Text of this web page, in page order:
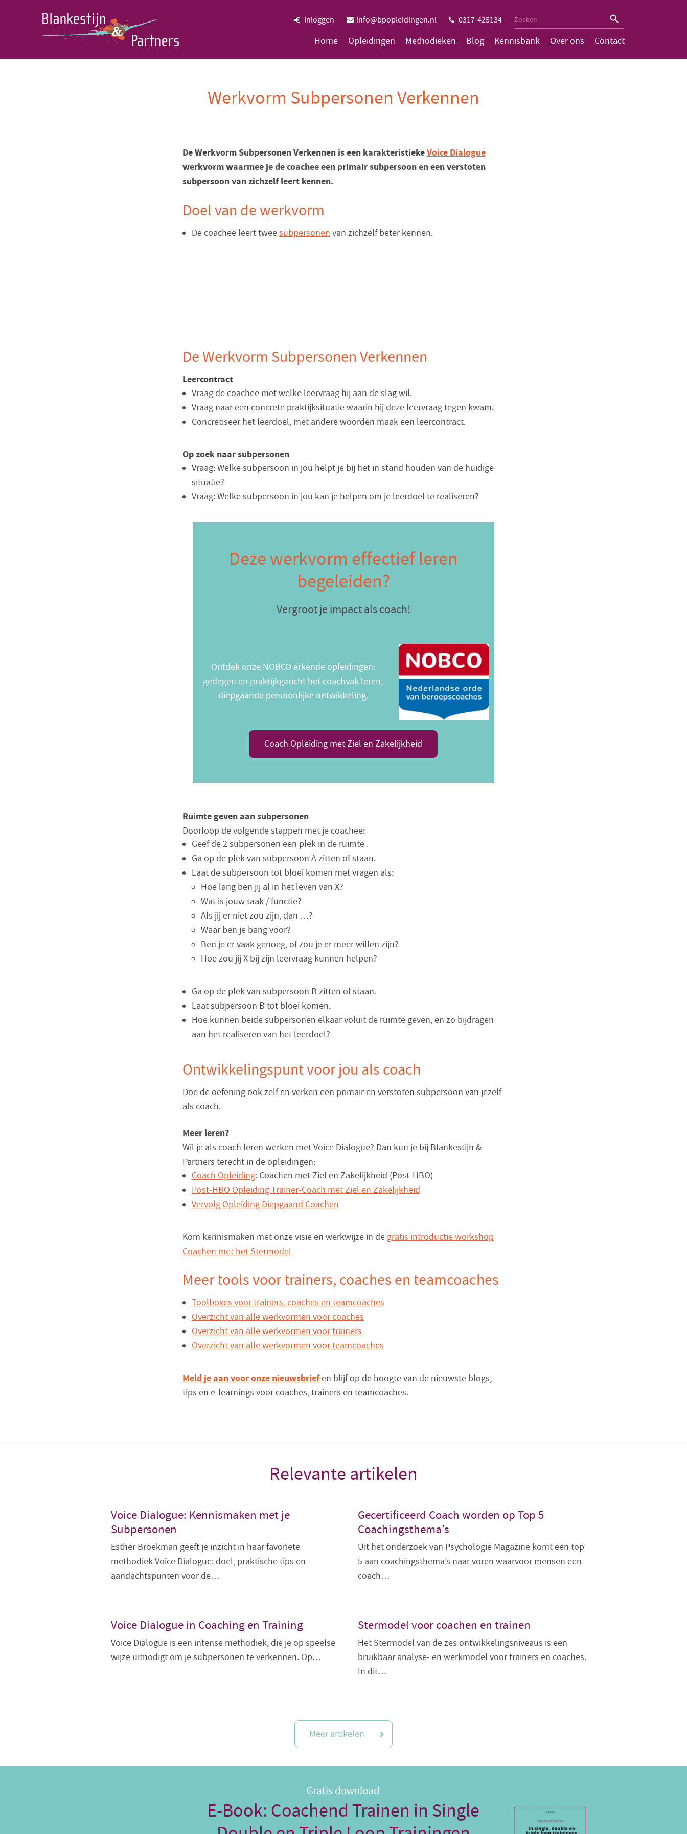
Inloggen info@bpopleidingen.nl 0317-425134 Zoek
naar:
Home Opleidingen Methodieken Blog Kennisbank Over ons Contact
Werkvorm Subpersonen Verkennen
De Werkvorm Subpersonen Verkennen is een karakteristiekeVoice Dialogue
werkvorm waarmee je de coachee een primair subpersoon en een verstoten
subpersoon van zichzelf leert kennen.
Doel van de werkvorm
De coachee leert tweesubpersonen van zichzelf beter kennen.
De Werkvorm Subpersonen Verkennen
Leercontract
Vraag de coachee met welke leervraag hij aan de slag wil.
Vraag naar een concrete praktijksituatie waarin hij deze leervraag tegen kwam.
Concretiseer het leerdoel, met andere woorden maak een leercontract.
Op zoek naar subpersonen
Vraag: Welke subpersoon in jou helpt je bij het in stand houden van de huidige
situatie?
Vraag: Welke subpersoon in jou kan je helpen om je leerdoel te realiseren?
Deze werkvorm effectief leren
begeleiden?
Vergroot je impact als coach!
Ontdek onze NOBCO erkende opleidingen:
gedegen en praktijkgericht het coachvak leren,
diepgaande persoonlijke ontwikkeling.
Coach Opleiding met Ziel en Zakelijkheid
Ruimte geven aan subpersonen
Doorloop de volgende stappen met je coachee:
Geef de 2 subpersonen een plek in de ruimte .
Ga op de plek van subpersoon A zitten of staan.
Laat de subpersoon tot bloei komen met vragen als:
Hoe lang ben jij al in het leven van X?
Wat is jouw taak / functie?
Als jij er niet zou zijn, dan …?
Waar ben je bang voor?
Ben je er vaak genoeg, of zou je er meer willen zijn?
Hoe zou jij X bij zijn leervraag kunnen helpen?
Ga op de plek van subpersoon B zitten of staan.
Laat subpersoon B tot bloei komen.
Hoe kunnen beide subpersonen elkaar voluit de ruimte geven, en zo bijdragen
aan het realiseren van het leerdoel?
Ontwikkelingspunt voor jou als coach
Doe de oefening ook zelf en verken een primair en verstoten subpersoon van jezelf
als coach.
Meer leren?
Wil je als coach leren werken met Voice Dialogue? Dan kun je bij Blankestijn &
Partners terecht in de opleidingen:
Coach Opleiding: Coachen met Ziel en Zakelijkheid (Post-HBO)
Post-HBO Opleiding Trainer-Coach met Ziel en Zakelijkheid
Vervolg Opleiding Diepgaand Coachen
Kom kennismaken met onze visie en werkwijze in de gratis introductie workshop
Coachen met het Stermodel
Meer tools voor trainers, coaches en teamcoaches
Toolboxes voor trainers, coaches en teamcoaches
Overzicht van alle werkvormen voor coaches
Overzicht van alle werkvormen voor trainers
Overzicht van alle werkvormen voor teamcoaches
Meld je aan voor onze nieuwsbriefen blijf op de hoogte van de nieuwste blogs,
tips en e-learnings voor coaches, trainers en teamcoaches.
Relevante artikelen
Voice Dialogue: Kennismaken met je
Subpersonen
Esther Broekman geeft je inzicht in haar favoriete
methodiek Voice Dialogue: doel, praktische tips en
aandachtspunten voor de…
Gecertificeerd Coach worden op Top 5
Coachingsthema’s
Uit het onderzoek van Psychologie Magazine komt een top
5 aan coachingsthema’s naar voren waarvoor mensen een
coach…
Voice Dialogue in Coaching en Training
Voice Dialogue is een intense methodiek, die je op speelse
wijze uitnodigt om je subpersonen te verkennen. Op…
Stermodel voor coachen en trainen
Het Stermodel van de zes ontwikkelingsniveaus is een
bruikbaar analyse- en werkmodel voor trainers en coaches.
In dit…
Meer artikelen
Gratis download
E-Book: Coachend Trainen in Single